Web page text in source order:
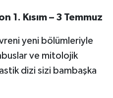
1. Kısım – 3 Temmuz
yeni bölümleriyle
ve mitolojik
dizi sizi bambaşka